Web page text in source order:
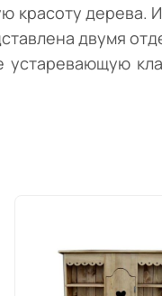
красоту дерева.
двумя